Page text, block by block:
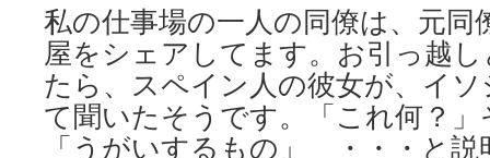
私の仕事場の一人の同僚は、元同
屋をシェアしてます。お引っ越
たら、スペイン人の彼女が、イ
て聞いたそうです。「これ何？
「うがいするもの」 ・・・と